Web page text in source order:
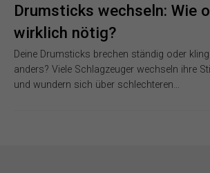
Drumsticks wechseln: Wie
wirklich nötig?
Deine Drumsticks brechen ständig oder
anders? Viele Schlagzeuger wechseln ihre
und wundern sich über schlechteren…